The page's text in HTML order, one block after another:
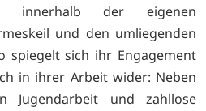
innerhalb der eigenen
und den umliegenden
spiegelt sich ihr Engagement
in ihrer Arbeit wider: Neben
Jugendarbeit und zahllose